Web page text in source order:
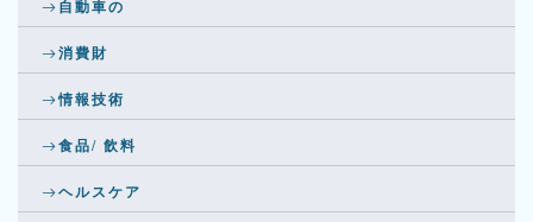
自動車の
消費財
情報技術
食品/ 飲料
ヘルスケア